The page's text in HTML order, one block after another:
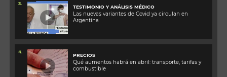
3.
TESTIMONIO Y ANÁLISIS MÉDICO
Las nuevas variantes de Covid ya circulan en
Argentina
4.
PRECIOS
Qué aumentos habrá en abril: transporte, tarifas y
combustible